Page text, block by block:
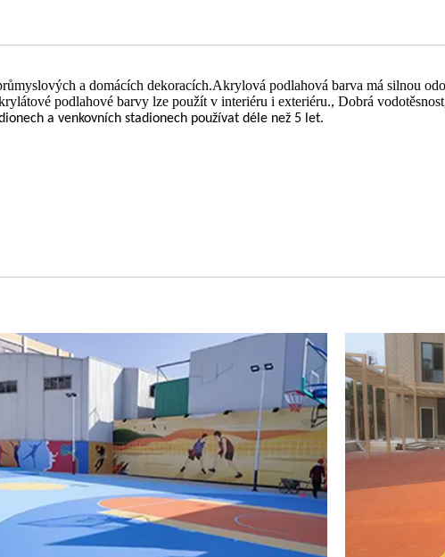
a domácích dekoracích.Akrylová podlahová barva má silnou
podlahové barvy lze použít v interiéru i exteriéru., Dobrá
a venkovních stadionech používat déle než 5 let.